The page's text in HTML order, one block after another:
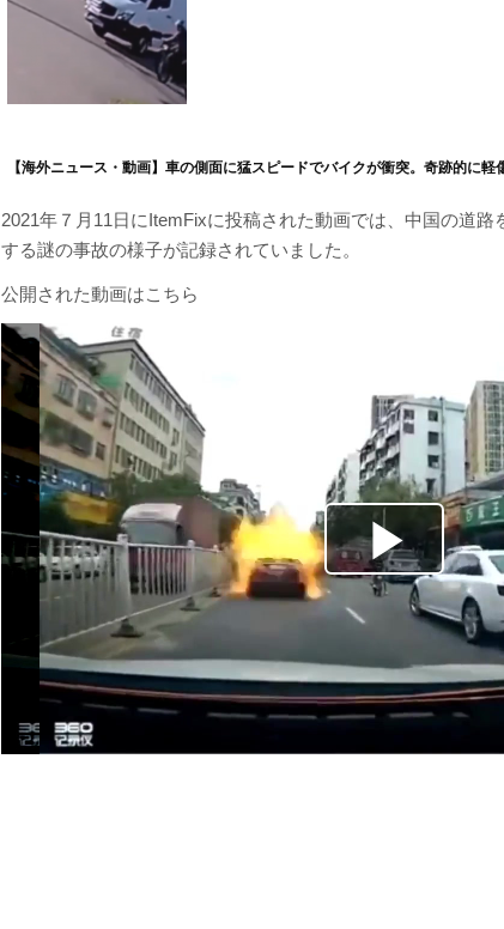
【海外ニュース・動画】車の側面に猛スピードでバイクが衝突。奇跡的に軽
2021年７月11日にItemFixに投稿された動画では、中国の道
する謎の事故の様子が記録されていました。
公開された動画はこちら